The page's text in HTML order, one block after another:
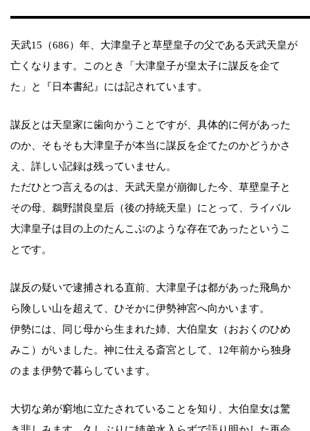
天武15（686）年、大津皇子と草壁皇子の父である天武天皇が
亡くなります。このとき「大津皇子が皇太子に謀反を企て
た」と『日本書紀』には記されています。
謀反とは天皇家に歯向かうことですが、具体的に何があった
のか、そもそも大津皇子が本当に謀反を企てたのかどうかさ
え、詳しい記録は残っていません。
ただひとつ言えるのは、天武天皇が崩御した今、草壁皇子と
その母、鵜野讃良皇后（後の持統天皇）にとって、ライバル
大津皇子は目の上のたんこぶのような存在であったというこ
とです。
謀反の疑いで逮捕される直前、大津皇子は都があった飛鳥か
ら険しい山を超えて、ひそかに伊勢神宮へ向かいます。
伊勢には、同じ母から生まれた姉、大伯皇女（おおくのひめ
みこ）がいました。神に仕える斎宮として、12年前から独身
のまま伊勢で暮らしています。
大切な弟が窮地に立たされていることを知り、大伯皇女は驚